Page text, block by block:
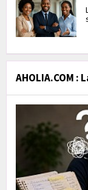
AHOLIA.COM :